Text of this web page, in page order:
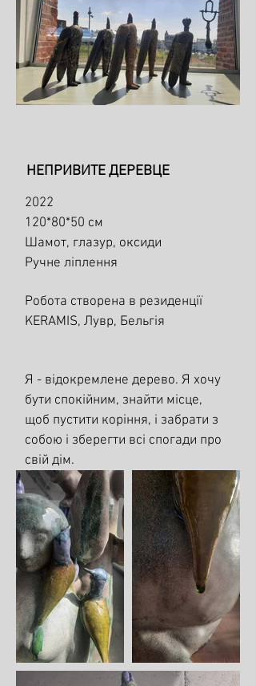
НЕПРИВИТЕ ДЕРЕВЦЕ
2022
120*80*50 см
Шамот, глазур, оксиди
Ручне ліплення
Робота створена в резиденції
KERAMIS, Лувр, Бельгія
Я - відокремлене дерево. Я хочу
бути спокійним, знайти місце,
щоб пустити коріння, і забрати з
собою і зберегти всі спогади про
свій дім.